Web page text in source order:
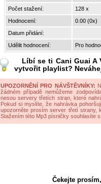
Počet stažení:
128 x
Hodnocení:
0.00 (0x)
Datum přidání:
Udělit hodnocení:
Pro
Líbí se ti Cani Guai A
vytvořit playlist?
UPOZORNĚNÍ PRO NÁVŠTĚVNÍKY:
žádném případě nemůžeme
nesou servery třetích stran, které
Pokud si myslíte, že nahrávka
upozorněte prosím server třetí strany,
Stažením této Mp3 písničky souhlasíte
Čekejte